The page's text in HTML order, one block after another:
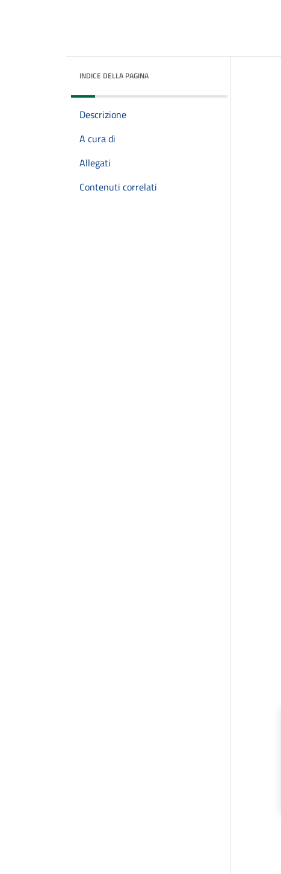
INDICE DELLA PAGINA
Descrizione
A cura di
Allegati
Contenuti correlati